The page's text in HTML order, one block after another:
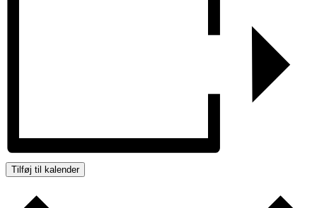
Tilføj til kalender